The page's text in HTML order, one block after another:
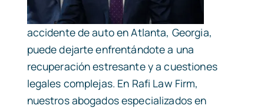
accidente de auto en Atlanta, Georgia,
puede dejarte enfrentándote a una
recuperación estresante y a cuestiones
legales complejas. En Rafi Law Firm,
nuestros abogados especializados en